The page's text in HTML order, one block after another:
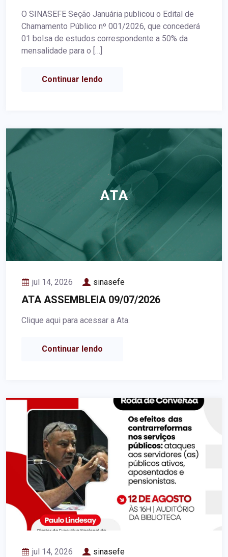
O SINASEFE Seção Januária publicou o Edital de
Chamamento Público nº 001/2026, que concederá
01 bolsa de estudos correspondente a 50% da
mensalidade para o […]
Continuar lendo
jul 14, 2026 sinasefe
ATA ASSEMBLEIA 09/07/2026
Clique aqui para acessar a Ata.
Continuar lendo
jul 14, 2026 sinasefe